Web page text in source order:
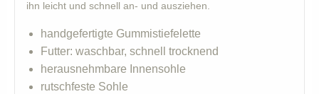
ihn leicht und schnell an- und ausziehen.
handgefertigte Gummistiefelette
Futter: waschbar, schnell trocknend
herausnehmbare Innensohle
rutschfeste Sohle